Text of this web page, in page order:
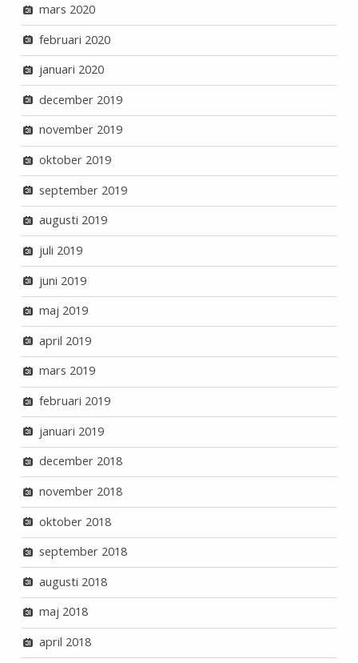
mars 2020
februari 2020
januari 2020
december 2019
november 2019
oktober 2019
september 2019
augusti 2019
juli 2019
juni 2019
maj 2019
april 2019
mars 2019
februari 2019
januari 2019
december 2018
november 2018
oktober 2018
september 2018
augusti 2018
maj 2018
april 2018